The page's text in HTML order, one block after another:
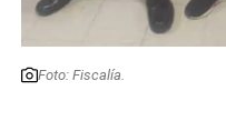
Foto: Fiscalía.